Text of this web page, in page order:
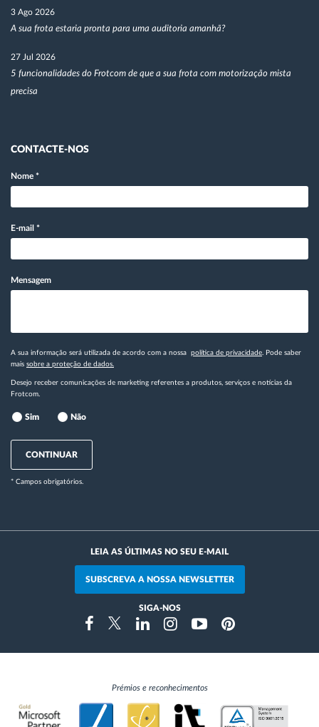
3 Ago 2026
A sua frota estaria pronta para uma auditoria amanhã?
27 Jul 2026
5 funcionalidades do Frotcom de que a sua frota com motorização mista
precisa
CONTACTE-NOS
Nome *
E-mail *
Mensagem
A sua informação será utilizada de acordo com a nossa política de privacidade . Pode saber
mais sobre a proteção de dados.
Desejo receber comunicações de marketing referentes a produtos, serviços e notícias da
Frotcom.
Sim Não
CONTINUAR
* Campos obrigatórios.
LEIA AS ÚLTIMAS NO SEU E-MAIL
SUBSCREVA A NOSSA NEWSLETTER
SIGA-NOS
FacebookTwitterLinkedinInstragramYoutubePinterest
Prémios e reconhecimentos